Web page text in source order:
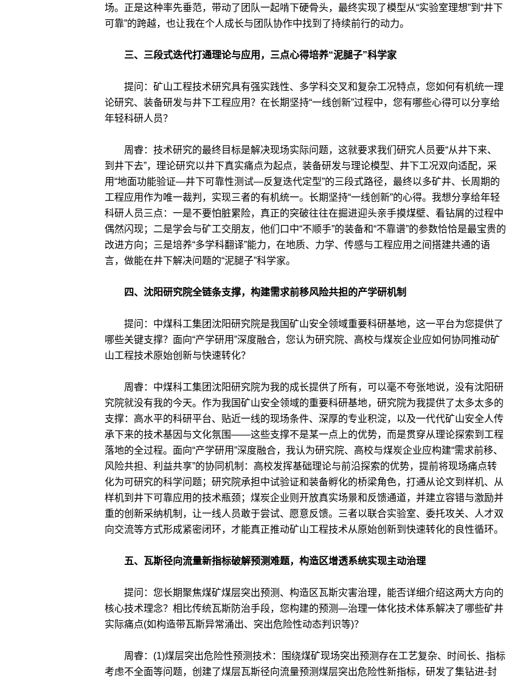
场。正是这种率先垂范，带动了团队一起啃下硬骨头，最终实现了模型从“实验室理想”到“井下
可靠”的跨越，也让我在个人成长与团队协作中找到了持续前行的动力。
三、三段式迭代打通理论与应用，三点心得培养“泥腿子”科学家
提问：矿山工程技术研究具有强实践性、多学科交叉和复杂工况特点，您如何有机统一理
论研究、装备研发与井下工程应用？在长期坚持“一线创新”过程中，您有哪些心得可以分享给
年轻科研人员？
周睿：技术研究的最终目标是解决现场实际问题，这就要求我们研究人员要“从井下来、
到井下去”，理论研究以井下真实痛点为起点，装备研发与理论模型、井下工况双向适配，采
用“地面功能验证—井下可靠性测试—反复迭代定型”的三段式路径，最终以多矿井、长周期的
工程应用作为唯一裁判，实现三者的有机统一。长期坚持“一线创新”的心得。我想分享给年轻
科研人员三点：一是不要怕脏累险，真正的突破往往在掘进迎头亲手摸煤壁、看钻屑的过程中
偶然闪现；二是学会与矿工交朋友，他们口中“不顺手”的装备和“不靠谱”的参数恰恰是最宝贵的
改进方向；三是培养“多学科翻译”能力，在地质、力学、传感与工程应用之间搭建共通的语
言，做能在井下解决问题的“泥腿子”科学家。
四、沈阳研究院全链条支撑，构建需求前移风险共担的产学研机制
提问：中煤科工集团沈阳研究院是我国矿山安全领域重要科研基地，这一平台为您提供了
哪些关键支撑？面向“产学研用”深度融合，您认为研究院、高校与煤炭企业应如何协同推动矿
山工程技术原始创新与快速转化？
周睿：中煤科工集团沈阳研究院为我的成长提供了所有，可以毫不夸张地说，没有沈阳研
究院就没有我的今天。作为我国矿山安全领域的重要科研基地，研究院为我提供了太多太多的
支撑：高水平的科研平台、贴近一线的现场条件、深厚的专业积淀，以及一代代矿山安全人传
承下来的技术基因与文化氛围——这些支撑不是某一点上的优势，而是贯穿从理论探索到工程
落地的全过程。面向“产学研用”深度融合，我认为研究院、高校与煤炭企业应构建“需求前移、
风险共担、利益共享”的协同机制：高校发挥基础理论与前沿探索的优势，提前将现场痛点转
化为可研究的科学问题；研究院承担中试验证和装备孵化的桥梁角色，打通从论文到样机、从
样机到井下可靠应用的技术瓶颈；煤炭企业则开放真实场景和反馈通道，并建立容错与激励并
重的创新采纳机制，让一线人员敢于尝试、愿意反馈。三者以联合实验室、委托攻关、人才双
向交流等方式形成紧密闭环，才能真正推动矿山工程技术从原始创新到快速转化的良性循环。
五、瓦斯径向流量新指标破解预测难题，构造区增透系统实现主动治理
提问：您长期聚焦煤矿煤层突出预测、构造区瓦斯灾害治理，能否详细介绍这两大方向的
核心技术理念？相比传统瓦斯防治手段，您构建的预测—治理一体化技术体系解决了哪些矿井
实际痛点(如构造带瓦斯异常涌出、突出危险性动态判识等)？
周睿：(1)煤层突出危险性预测技术：围绕煤矿现场突出预测存在工艺复杂、时间长、指标
考虑不全面等问题，创建了煤层瓦斯径向流量预测煤层突出危险性新指标，研发了集钻进-封